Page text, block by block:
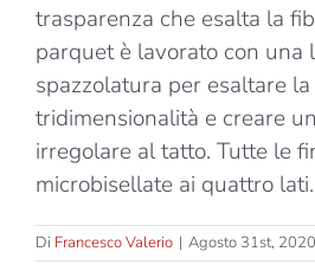
trasparenza che esalta la
parquet è lavorato con una
spazzolatura per esaltare la
tridimensionalità e creare
irregolare al tatto. Tutte le
microbisellate ai quattro lati.
Di Francesco Valerio | Agosto 31st, 2020